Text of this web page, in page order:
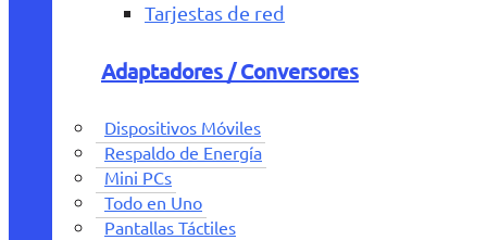
Tarjestas de red
Adaptadores / Conversores
Dispositivos Móviles
Respaldo de Energía
Mini PCs
Todo en Uno
Pantallas Táctiles